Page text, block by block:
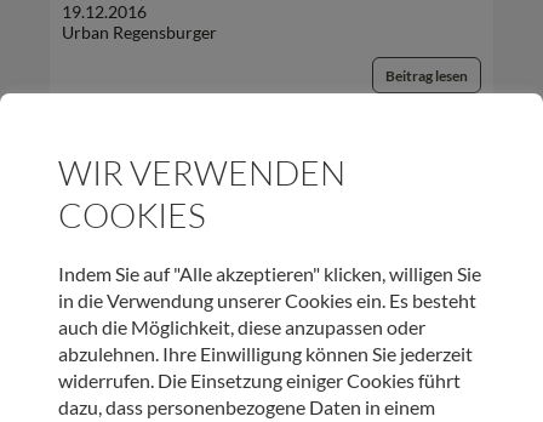
19.12.2016
Urban Regensburger
Beitrag lesen
ANMELDEN
WIR VERWENDEN
COOKIES
Indem Sie auf "Alle akzeptieren" klicken, willigen Sie
in die Verwendung unserer Cookies ein. Es besteht
auch die Möglichkeit, diese anzupassen oder
abzulehnen. Ihre Einwilligung können Sie jederzeit
widerrufen. Die Einsetzung einiger Cookies führt
dazu, dass personenbezogene Daten in einem